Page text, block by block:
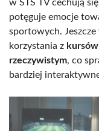
w STS TV cechują się
potęguje emocje
sportowych.
korzystania z
rzeczywistym, co
bardziej